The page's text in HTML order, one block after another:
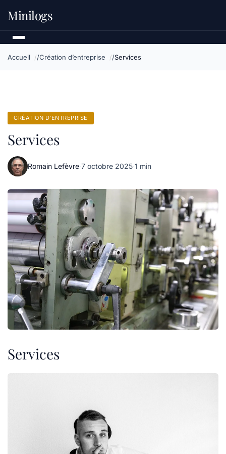
Minilogs
Accueil Création d’entreprise Services
CRÉATION D’ENTREPRISE
Services
Romain Lefèvre·7 octobre 2025·1 min
Services